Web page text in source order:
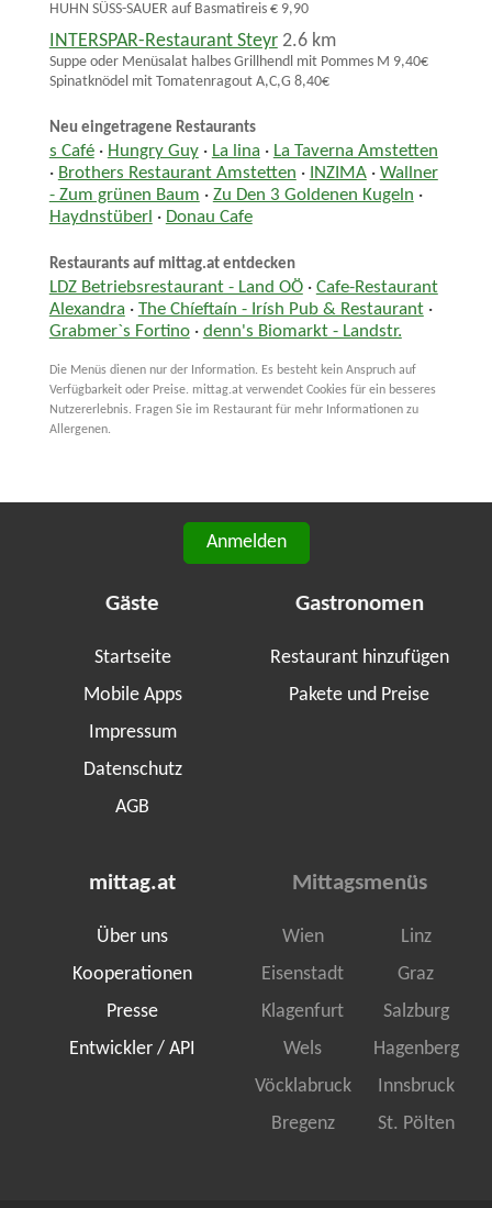
HUHN SÜSS-SAUER auf Basmatireis € 9,90
INTERSPAR-Restaurant Steyr 2.6 km
Suppe oder Menüsalat halbes Grillhendl mit Pommes M 9,40€
Spinatknödel mit Tomatenragout A,C,G 8,40€
Neu eingetragene Restaurants
s Café· Hungry Guy· La lina · La Taverna Amstetten
· Brothers Restaurant Amstetten · INZIMA· Wallner
- Zum grünen Baum · Zu Den 3 Goldenen Kugeln ·
Haydnstüberl · Donau Cafe
Restaurants auf mittag.at entdecken
LDZ Betriebsrestaurant - Land OÖ· Cafe-Restaurant
Alexandra · The Chíeftaín - Irísh Pub & Restaurant·
Grabmer`s Fortino· denn's Biomarkt - Landstr.
Die Menüs dienen nur der Information. Es besteht kein Anspruch auf
Verfügbarkeit oder Preise. mittag.at verwendet Cookies für ein besseres
Nutzererlebnis. Fragen Sie im Restaurant für mehr Informationen zu
Allergenen.
Anmelden
Gäste
Startseite
Mobile Apps
Impressum
Datenschutz
AGB
Gastronomen
Restaurant hinzufügen
Pakete und Preise
mittag.at
Über uns
Kooperationen
Presse
Entwickler / API
Mittagsmenüs
Wien
Linz
Eisenstadt
Graz
Klagenfurt
Salzburg
Wels
Hagenberg
Vöcklabruck
Innsbruck
Bregenz
St. Pölten